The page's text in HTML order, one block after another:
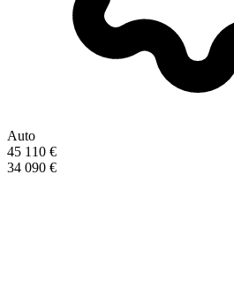
Auto
45 110 €
34 090 €